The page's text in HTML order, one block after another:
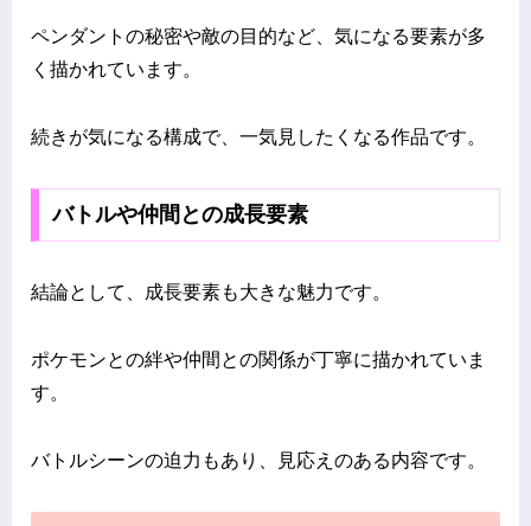
ペンダントの秘密や敵の目的など、気になる要素が多
く描かれています。
続きが気になる構成で、一気見したくなる作品です。
バトルや仲間との成長要素
結論として、成長要素も大きな魅力です。
ポケモンとの絆や仲間との関係が丁寧に描かれていま
す。
バトルシーンの迫力もあり、見応えのある内容です。